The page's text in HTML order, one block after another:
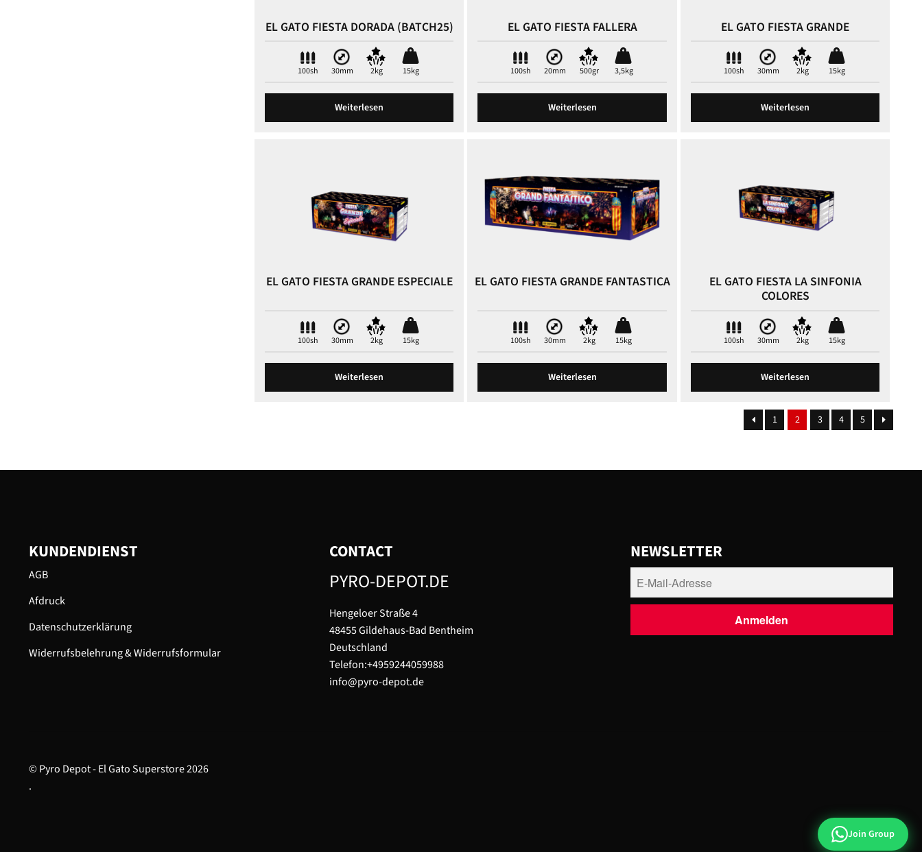
EL GATO FIESTA DORADA (BATCH25)
100sh 30mm 2kg 15kg
Weiterlesen
EL GATO FIESTA FALLERA
100sh 20mm 500gr 3,5kg
Weiterlesen
EL GATO FIESTA GRANDE
100sh 30mm 2kg 15kg
Weiterlesen
EL GATO FIESTA GRANDE ESPECIALE
100sh 30mm 2kg 15kg
Weiterlesen
EL GATO FIESTA GRANDE FANTASTICA
100sh 30mm 2kg 15kg
Weiterlesen
EL GATO FIESTA LA SINFONIA
COLORES
100sh 30mm 2kg 15kg
Weiterlesen
1 2 3 4 5
KUNDENDIENST
AGB
Afdruck
Datenschutzerklärung
Widerrufsbelehrung & Widerrufsformular
CONTACT
PYRO-DEPOT.DE
Hengeloer Straße 4
48455 Gildehaus-Bad Bentheim
Deutschland
Telefon:+4959244059988
info@pyro-depot.de
NEWSLETTER
© Pyro Depot - El Gato Superstore 2026
.
Join Group